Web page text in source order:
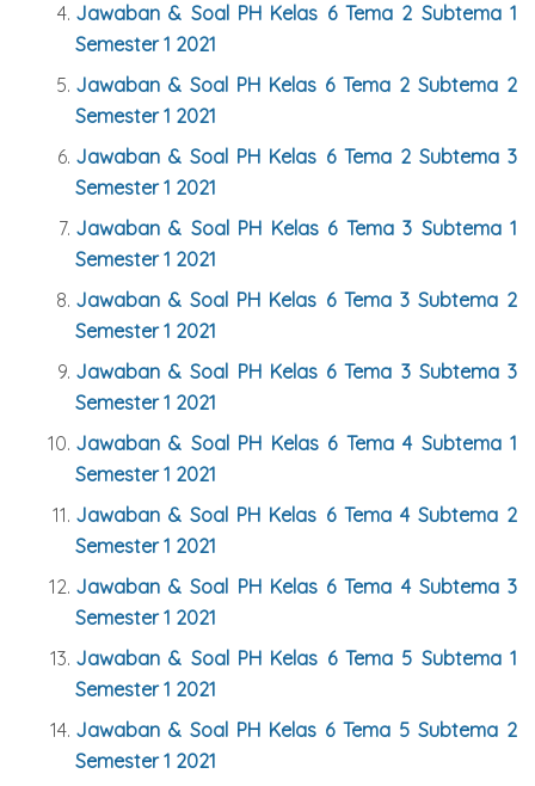
Jawaban & Soal PH Kelas 6 Tema 2 Subtema 1
Semester 1 2021
Jawaban & Soal PH Kelas 6 Tema 2 Subtema 2
Semester 1 2021
Jawaban & Soal PH Kelas 6 Tema 2 Subtema 3
Semester 1 2021
Jawaban & Soal PH Kelas 6 Tema 3 Subtema 1
Semester 1 2021
Jawaban & Soal PH Kelas 6 Tema 3 Subtema 2
Semester 1 2021
Jawaban & Soal PH Kelas 6 Tema 3 Subtema 3
Semester 1 2021
Jawaban & Soal PH Kelas 6 Tema 4 Subtema 1
Semester 1 2021
Jawaban & Soal PH Kelas 6 Tema 4 Subtema 2
Semester 1 2021
Jawaban & Soal PH Kelas 6 Tema 4 Subtema 3
Semester 1 2021
Jawaban & Soal PH Kelas 6 Tema 5 Subtema 1
Semester 1 2021
Jawaban & Soal PH Kelas 6 Tema 5 Subtema 2
Semester 1 2021